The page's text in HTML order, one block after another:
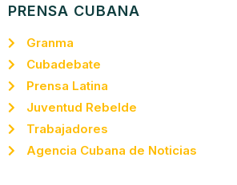
PRENSA CUBANA
Granma
Cubadebate
Prensa Latina
Juventud Rebelde
Trabajadores
Agencia Cubana de Noticias